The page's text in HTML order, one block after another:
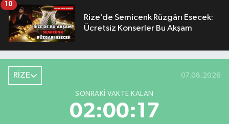
Rize’de Semicenk Rüzgârı Esecek:
Ücretsiz Konserler Bu Akşam
10
RİZE 07.08.2026
SONRAKI VAKTE KALAN
02:00:16